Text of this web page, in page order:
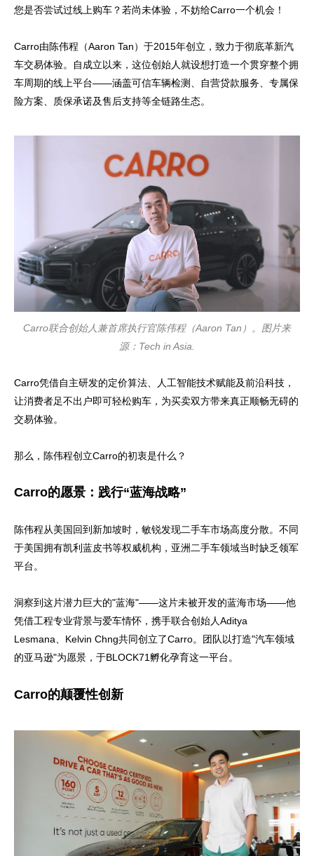
您是否尝试过线上购车？若尚未体验，不妨给Carro一个机会！
Carro由陈伟程（Aaron Tan）于2015年创立，致力于彻底革新汽
车交易体验。自成立以来，这位创始人就设想打造一个贯穿整个拥
车周期的线上平台——涵盖可信车辆检测、自营贷款服务、专属保
险方案、质保承诺及售后支持等全链路生态。
Carro联合创始人兼首席执行官陈伟程（Aaron Tan）。图片来
源：Tech in Asia.
Carro凭借自主研发的定价算法、人工智能技术赋能及前沿科技，
让消费者足不出户即可轻松购车，为买卖双方带来真正顺畅无碍的
交易体验。
那么，陈伟程创立Carro的初衷是什么？
Carro的愿景：践行“蓝海战略”
陈伟程从美国回到新加坡时，敏锐发现二手车市场高度分散。不同
于美国拥有凯利蓝皮书等权威机构，亚洲二手车领域当时缺乏领军
平台。
洞察到这片潜力巨大的"蓝海"——这片未被开发的蓝海市场——他
凭借工程专业背景与爱车情怀，携手联合创始人Aditya
Lesmana、Kelvin Chng共同创立了Carro。团队以打造"汽车领域
的亚马逊"为愿景，于BLOCK71孵化孕育这一平台。
Carro的颠覆性创新